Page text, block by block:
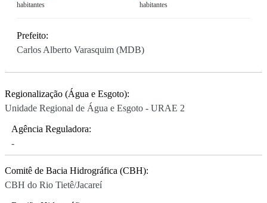
habitantes habitantes
Prefeito:
Carlos Alberto Varasquim (MDB)
Regionalização (Água e Esgoto):
Unidade Regional de Água e Esgoto - URAE 2
Agência Reguladora:
-
Comitê de Bacia Hidrográfica (CBH):
CBH do Rio Tietê/Jacareí